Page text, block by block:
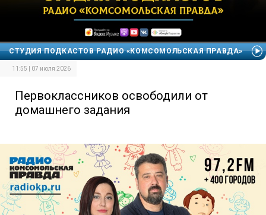
СТУДИЯ ПОДКАСТОВ РАДИО «КОМСОМОЛЬСКАЯ ПРАВДА»
11:55 | 07 июля 2026
Первоклассников освободили от
домашнего задания